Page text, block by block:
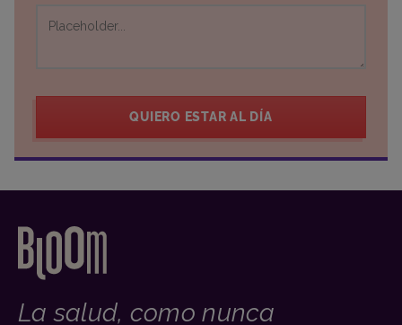
QUIERO ESTAR AL DÍA
La salud, como nunca